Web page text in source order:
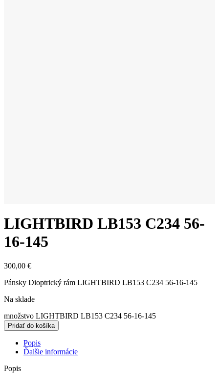
LIGHTBIRD LB153 C234 56-
16-145
300,00 €
Pánsky Dioptrický rám LIGHTBIRD LB153 C234 56-16-145
Na sklade
množstvo LIGHTBIRD LB153 C234 56-16-145
Pridať do košíka
Popis
Ďalšie informácie
Popis